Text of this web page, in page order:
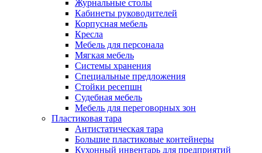
Журнальные столы
Кабинеты руководителей
Корпусная мебель
Кресла
Мебель для персонала
Мягкая мебель
Системы хранения
Специальные предложения
Стойки ресепшн
Судебная мебель
Мебель для переговорных зон
Пластиковая тара
Антистатическая тара
Большие пластиковые контейнеры
Кухонный инвентарь для предприятий